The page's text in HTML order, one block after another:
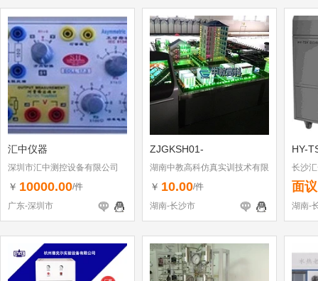
汇中仪器
深圳市汇中测控设备有限公司
￥ 10000.00/件
广东-深圳市
ZJGKSH01-
湖南中教高科仿真实训技术有限
公司
￥ 10.00/件
湖南-长沙市
HY-
长沙
面议
湖南-